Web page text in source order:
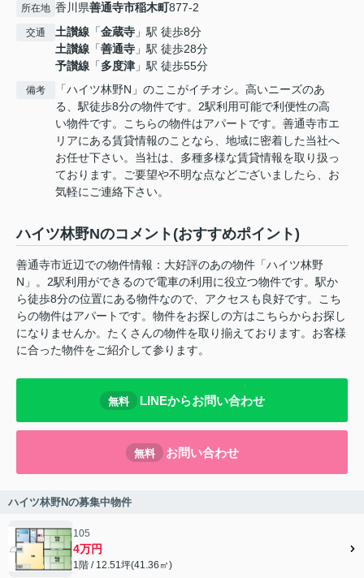
所在地 香川県善通寺市稲木町877-2
交通 土讃線 「金蔵寺 」駅 徒歩8分
土讃線 「善通寺 」駅 徒歩28分
予讃線 「多度津 」駅 徒歩55分
備考
「ハイツ林野N」のここがイチオシ。高いニーズのあ
る、駅徒歩8分の物件です。2駅利用可能で利便性の高
い物件です。こちらの物件はアパートです。善通寺市エ
リアにある賃貸情報のことなら、地域に密着した当社へ
お任せ下さい。当社は、多種多様な賃貸情報を取り扱っ
ております。ご要望や不明な点などございましたら、お
気軽にご連絡下さい。
ハイツ林野Nのコメント(おすすめポイント)
善通寺市近辺での物件情報：大好評のあの物件「ハイツ林野
N」。2駅利用ができるので電車の利用に役立つ物件です。駅か
ら徒歩8分の位置にある物件なので、アクセスも良好です。こち
らの物件はアパートです。物件をお探しの方はこちらからお探し
になりませんか。たくさんの物件を取り揃えております。お客様
に合った物件をご紹介して参ります。
無料 LINEからお問い合わせ
無料 お問い合わせ
ハイツ林野Nの募集中物件
105
4万円
1階 / 12.51坪(41.36㎡)